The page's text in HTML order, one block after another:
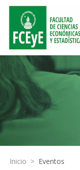
Inicio > Eventos